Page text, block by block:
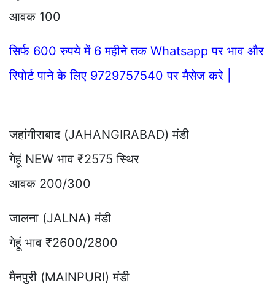
आवक 100
सिर्फ 600 रुपये में 6 महीने तक Whatsapp पर भाव और
रिपोर्ट पाने के लिए 9729757540 पर मैसेज करे |
जहांगीराबाद (JAHANGIRABAD) मंडी
गेहूं NEW भाव ₹2575 स्थिर
आवक 200/300
जालना (JALNA) मंडी
गेहूं भाव ₹2600/2800
मैनपुरी (MAINPURI) मंडी